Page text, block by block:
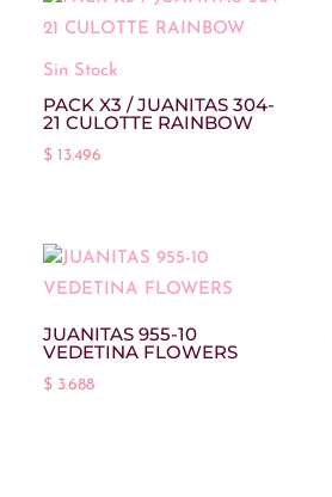
Sin Stock
PACK X3 / JUANITAS 304-
21 CULOTTE RAINBOW
$ 13.496
JUANITAS 955-10
VEDETINA FLOWERS
$ 3.688